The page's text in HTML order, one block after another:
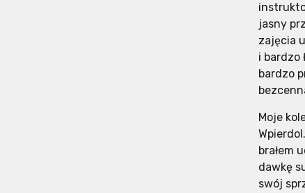
jasny
zajęcia
i bardzo
bardzo
Moje
brałem
dawkę
swój